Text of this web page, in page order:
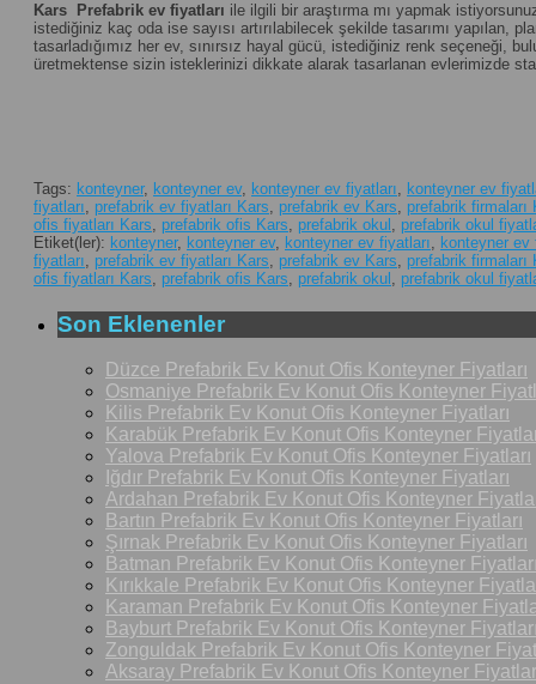
Kars Prefabrik ev fiyatları ile ilgili bir araştırma mı yapmak
istediğiniz kaç oda ise sayısı artırılabilecek şekilde tasarımı
tasarladığımız her ev, sınırsız hayal gücü, istediğiniz renk seçeneği,
üretmektense sizin isteklerinizi dikkate alarak tasarlanan evlerimizde
Tags: konteyner, konteyner ev, konteyner ev fiyatları
konteyner ev
fiyatları
prefabrik ev fiyatları Kars prefabrik ev Kars
prefabrik firmaları
ofis fiyatları Kars
prefabrik ofis Kars prefabrik okul
prefabrik okul
Etiket(ler): konteyner, konteyner ev, konteyner ev fiyatları
konteyner ev
fiyatları
prefabrik ev fiyatları Kars prefabrik ev Kars
prefabrik firmaları
ofis fiyatları Kars
prefabrik ofis Kars prefabrik okul prefabrik okul
Son Eklenenler
Düzce Prefabrik Ev Konut Ofis Konteyner Fiyatları
Osmaniye Prefabrik Ev Konut Ofis Konteyner
Kilis Prefabrik Ev Konut Ofis Konteyner Fiyatları
Karabük Prefabrik Ev Konut Ofis Konteyner
Yalova Prefabrik Ev Konut Ofis Konteyner Fiyatları
Iğdır Prefabrik Ev Konut Ofis Konteyner Fiyatları
Ardahan Prefabrik Ev Konut Ofis Konteyner
Bartın Prefabrik Ev Konut Ofis Konteyner Fiyatları
Şırnak Prefabrik Ev Konut Ofis Konteyner Fiyatları
Batman Prefabrik Ev Konut Ofis Konteyner
Kırıkkale Prefabrik Ev Konut Ofis Konteyner
Karaman Prefabrik Ev Konut Ofis Konteyner
Bayburt Prefabrik Ev Konut Ofis Konteyner
Zonguldak Prefabrik Ev Konut Ofis Konteyner
Aksaray Prefabrik Ev Konut Ofis Konteyner